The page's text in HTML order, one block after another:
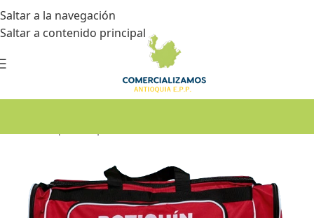
Saltar a la navegación
Saltar a contenido principal